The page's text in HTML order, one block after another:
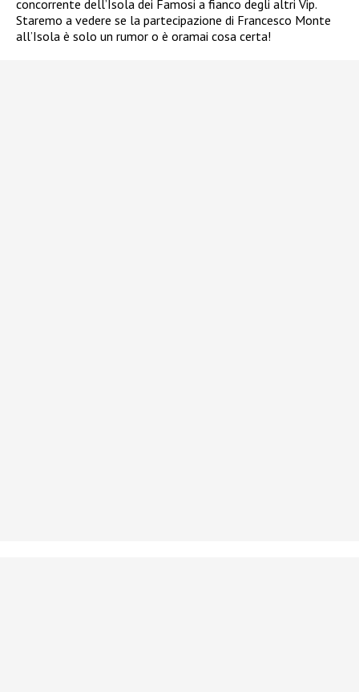
concorrente dell’Isola dei Famosi a fianco degli altri Vip.
Staremo a vedere se la partecipazione di Francesco Monte
all’Isola è solo un rumor o è oramai cosa certa!